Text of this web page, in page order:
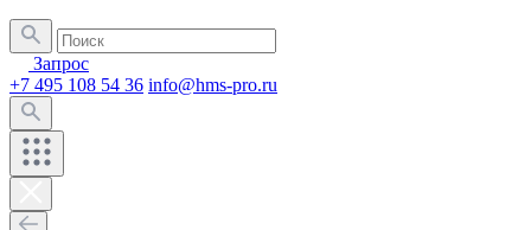
Запрос
+7 495 108 54 36 info@hms-pro.ru